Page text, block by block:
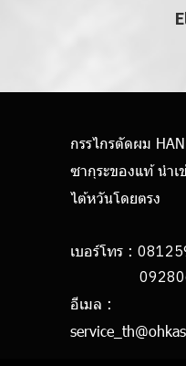
กรรไกรตัดผม
ซากุระของแท้ นำเ
ไต้หวันโดยตรง
เบอร์โทร :
อีเมล :